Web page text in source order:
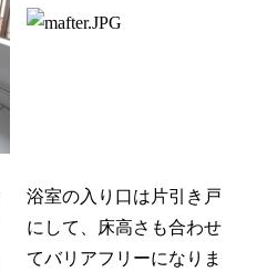
浴室の入り口は片引き戸
にして、床高さも合わせ
てバリアフリーになりま